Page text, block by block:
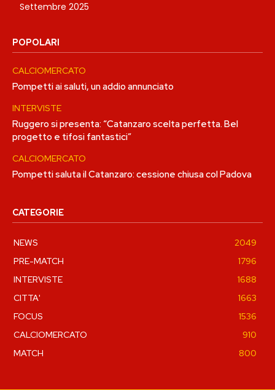
Settembre 2025
POPOLARI
CALCIOMERCATO
Pompetti ai saluti, un addio annunciato
INTERVISTE
Ruggero si presenta: “Catanzaro scelta perfetta. Bel
progetto e tifosi fantastici”
CALCIOMERCATO
Pompetti saluta il Catanzaro: cessione chiusa col Padova
CATEGORIE
NEWS
2049
PRE-MATCH
1796
INTERVISTE
1688
CITTA'
1663
FOCUS
1536
CALCIOMERCATO
910
MATCH
800